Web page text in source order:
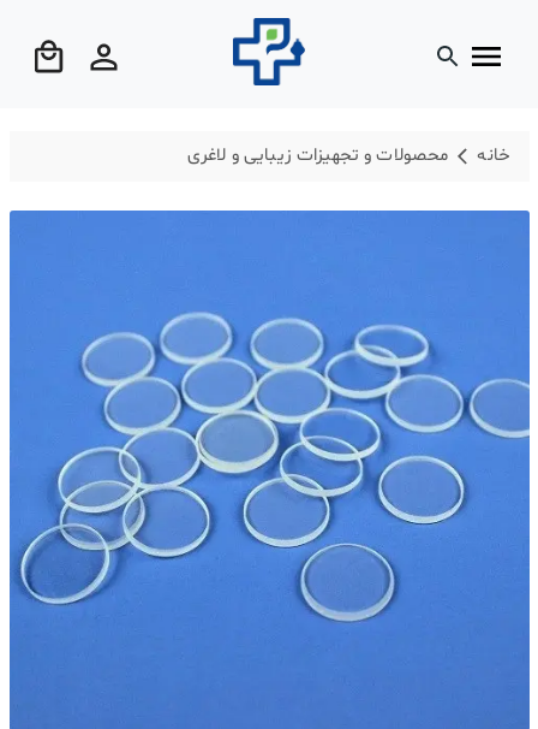
خانه محصولات و تجهیزات زیبایی و لاغری